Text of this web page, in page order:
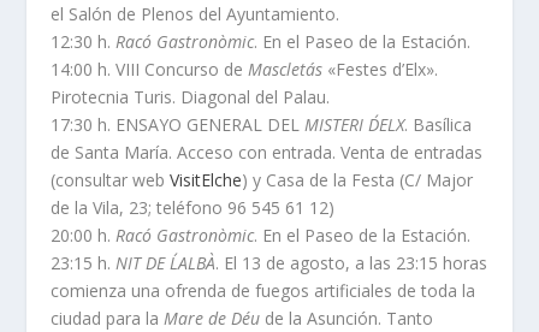
el Salón de Plenos del Ayuntamiento.
12:30 h.Racó Gastronòmic. En el Paseo de la Estación.
14:00 h. VIII Concurso deMascletás «Festes d’Elx».
Pirotecnia Turis. Diagonal del Palau.
17:30 h. ENSAYO GENERAL DELMISTERI D´ELX. Basílica
de Santa María. Acceso con entrada. Venta de entradas
(consultar webVisitElche) y Casa de la Festa (C/ Major
de la Vila, 23; teléfono 96 545 61 12)
20:00 h.Racó Gastronòmic. En el Paseo de la Estación.
23:15 h. NIT DE L´ALBÀ. El 13 de agosto, a las 23:15 horas
comienza una ofrenda de fuegos artificiales de toda la
ciudad para laMare de Déu de la Asunción. Tanto